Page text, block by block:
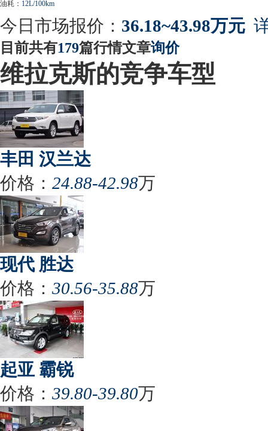
油耗： 12L/100km
今日市场报价： 36.18~43.98万元
目前共有179篇行情文章询价
维拉克斯的竞争车型
丰田 汉兰达
价格： 24.88-42.98万
现代 胜达
价格： 30.56-35.88万
起亚 霸锐
价格： 39.80-39.80万